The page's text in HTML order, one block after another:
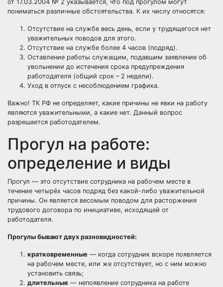
от 17.03.2004 № 2 указывается, что под прогулом могут
пониматься различные обстоятельства. К их числу относятся:
Отсутствие на службе весь день, если у трудящегося нет
уважительных поводов для этого.
Отсутствие на службе более 4 часов (подряд).
Оставление работы служащим, подавшим заявление об
увольнении до истечения срока предупреждения
работодателя (общий срок – 2 недели).
Уход в отпуск с несоблюдением графика.
Важно! ТК РФ не определяет, какие причины не явки на работу
являются уважительными, а какие нет. Данный вопрос
разрешается работодателем.
Прогул на работе:
определение и виды
Прогул — это отсутствие сотрудника на рабочем месте в
течение четырёх часов подряд без какой-либо уважительной
причины. Он является весомым поводом для расторжения
трудового договора по инициативе, исходящей от
работодателя.
Прогулы бывают двух разновидностей:
кратковременные — когда сотрудник вскоре появляется
на рабочем месте, или же отсутствует, но с ним можно
установить связь;
длительные — непоявление сотрудника на работе